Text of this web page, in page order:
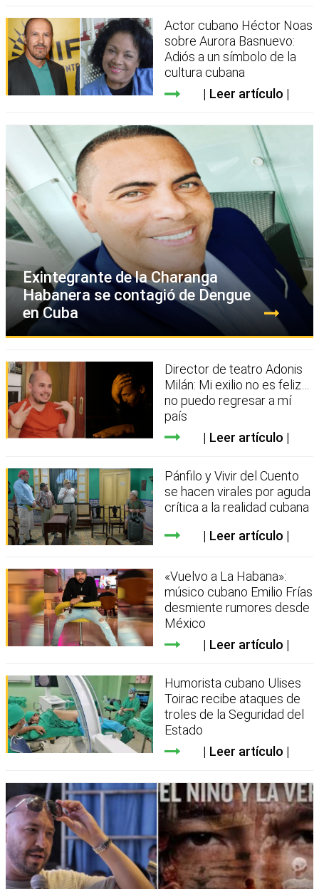
Actor cubano Héctor Noas
sobre Aurora Basnuevo:
Adiós a un símbolo de la
cultura cubana
Leer artículo
Exintegrante de la Charanga
Habanera se contagió de Dengue
en Cuba
Director de teatro Adonis
Milán: Mi exilio no es feliz…
no puedo regresar a mí
país
Leer artículo
Pánfilo y Vivir del Cuento
se hacen virales por aguda
crítica a la realidad cubana
Leer artículo
«Vuelvo a La Habana»:
músico cubano Emilio Frías
desmiente rumores desde
México
Leer artículo
Humorista cubano Ulises
Toirac recibe ataques de
troles de la Seguridad del
Estado
Leer artículo